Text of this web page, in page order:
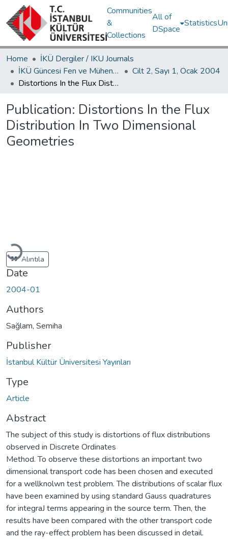
Communities
&
Collections
All of
DSpace
Statistics
Home
İKÜ Dergiler / IKU Journals
İKÜ Güncesi Fen ve Mühendislik Bilimleri / Journal of İstanbul Kültür University Science and Engineering
Cilt 2, Sayı 1, Ocak 2004
Distortions In the Flux Distribution In Two Dimensional Geometries
Publication: Distortions In the Flux
Distribution In Two Dimensional
Geometries
Loading...
Alıntıla
Date
2004-01
Authors
Sağlam, Semiha
Publisher
İstanbul Kültür Üniversitesi Yayınları
Type
Article
Abstract
The subject of this study is distortions of flux distributions
observed in Discrete Ordinates
Method. To observe these distortions an important two
dimensional transport code has been chosen and executed
for a wellknolwn test problem. The distributions of scalar flux
have been examined by using standard Gauss quadratures
for integraJ terms appearing in the source term. Then, the
results have been compared with the other transport code
and the ray-effect problem has been discussed in detail.